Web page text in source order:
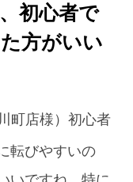
初心者で
方がいい
町店様）初心者
転びやすいの